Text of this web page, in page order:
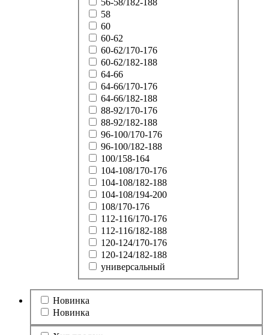
56-58/182-188
58
60
60-62
60-62/170-176
60-62/182-188
64-66
64-66/170-176
64-66/182-188
88-92/170-176
88-92/182-188
96-100/170-176
96-100/182-188
100/158-164
104-108/170-176
104-108/182-188
104-108/194-200
108/170-176
112-116/170-176
112-116/182-188
120-124/170-176
120-124/182-188
универсальный
Новинка
Новинка